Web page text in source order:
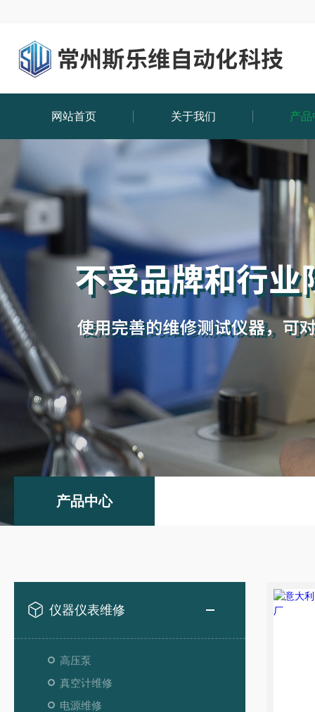
网站首页 关于我们 产品
产品中心
仪器仪表维修
高压泵
真空计维修
电源维修